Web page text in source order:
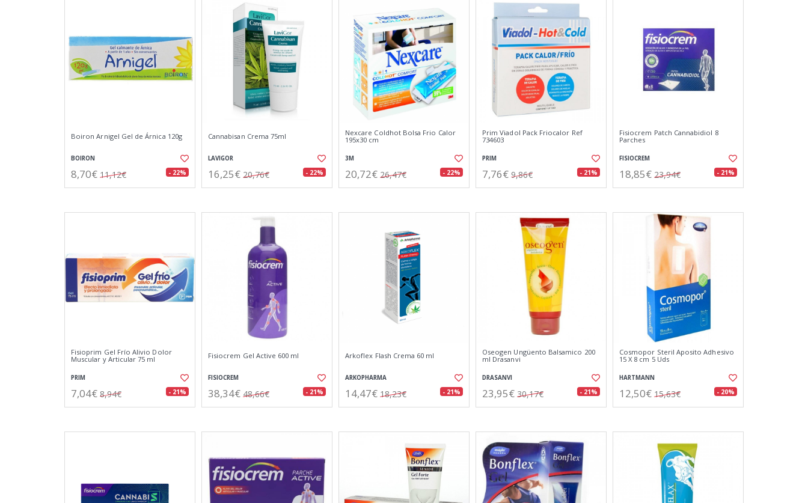
Boiron Arnigel Gel de Árnica 120g
BOIRON
8,70€ 11,12€ - 22%
Cannabisan Crema 75ml
LAVIGOR
16,25€ 20,76€ - 22%
Nexcare Coldhot Bolsa Frio Calor
195x30 cm
3M
20,72€ 26,47€ - 22%
Prim Viadol Pack Friocalor Ref
734603
PRIM
7,76€ 9,86€ - 21%
Fisiocrem Patch Cannabidiol 8
Parches
FISIOCREM
18,85€ 23,94€ - 21%
Fisioprim Gel Frío Alivio Dolor
Muscular y Articular 75 ml
PRIM
7,04€ 8,94€ - 21%
Fisiocrem Gel Active 600 ml
FISIOCREM
38,34€ 48,66€ - 21%
Arkoflex Flash Crema 60 ml
ARKOPHARMA
14,47€ 18,23€ - 21%
Oseogen Ungüento Balsamico 200
ml Drasanvi
DRASANVI
23,95€ 30,17€ - 21%
Cosmopor Steril Aposito Adhesivo
15 X 8 cm 5 Uds
HARTMANN
12,50€ 15,63€ - 20%